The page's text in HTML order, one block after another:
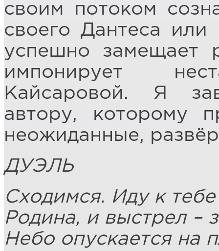
своим потоком
своего Дантеса
успешно замещает
импонирует
Кайсаровой. Я
автору, которому
неожиданные,
ДУЭЛЬ
Сходимся. Иду к тебе
Родина, и выстрел –
Небо опускается на